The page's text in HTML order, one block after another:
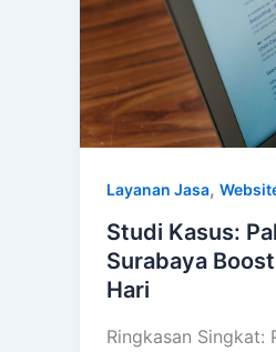
Layanan Jasa,
Studi Kasus:
Surabaya
Hari
Ringkasan Singkat: